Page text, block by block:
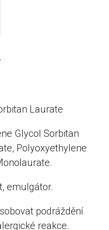
Laurate
Glycol Sorbitan
Polyoxyethylene
emulgátor.
podráždění
reakce.